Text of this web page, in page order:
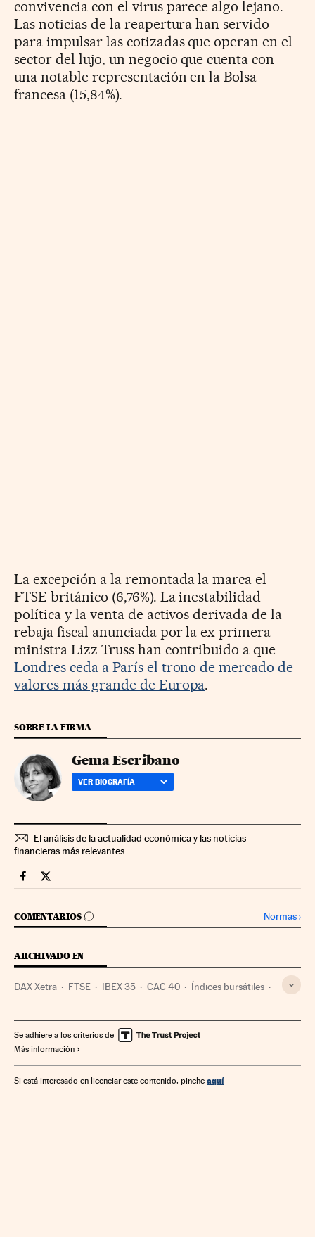
convivencia con el virus parece algo lejano.
Las noticias de la reapertura han servido
para impulsar las cotizadas que operan en el
sector del lujo, un negocio que cuenta con
una notable representación en la Bolsa
francesa (15,84%).
La excepción a la remontada la marca el
FTSE británico (6,76%). La inestabilidad
política y la venta de activos derivada de la
rebaja fiscal anunciada por la ex primera
ministra Lizz Truss han contribuido a que
Londres ceda a París el trono de mercado de
valores más grande de Europa.
SOBRE LA FIRMA
Gema Escribano
VER BIOGRAFÍA
El análisis de la actualidad económica y las noticias
financieras más relevantes
Mercados Financieros Cinco Días en Facebook
Mercados Financieros Cinco Días en Twitter
COMENTARIOS
IR A LOS COMENTARIOS Normas›
ARCHIVADO EN
DAX Xetra FTSE IBEX 35 CAC 40 Índices bursátiles
Mercados financieros Finanzas
Se adhiere a los criterios de
Más información
Si está interesado en licenciar este contenido, pinche aquí